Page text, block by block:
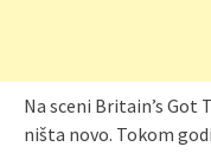
Na sceni Britain’s
ništa novo. Tokom